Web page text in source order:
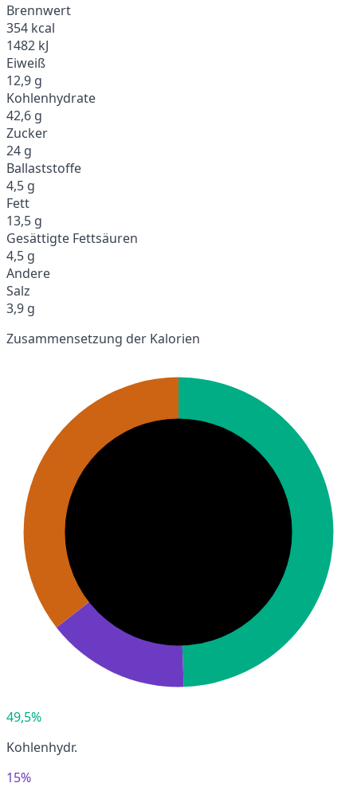
Brennwert
354 kcal
1482 kJ
Eiweiß
12,9 g
Kohlenhydrate
42,6 g
Zucker
24 g
Ballaststoffe
4,5 g
Fett
13,5 g
Gesättigte Fettsäuren
4,5 g
Andere
Salz
3,9 g
Zusammensetzung der Kalorien
49,5%
Kohlenhydr.
15%